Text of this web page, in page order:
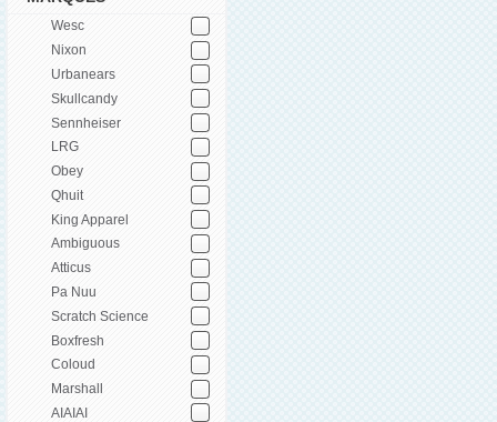
Wesc
Nixon
Urbanears
Skullcandy
Sennheiser
LRG
Obey
Qhuit
King Apparel
Ambiguous
Atticus
Pa Nuu
Scratch Science
Boxfresh
Coloud
Marshall
AIAIAI